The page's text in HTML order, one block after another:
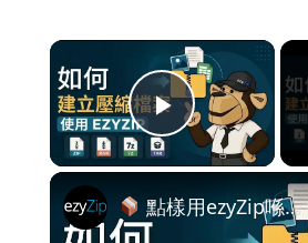
×
Play Video
點樣用ezyZip喺網上免費整封存檔案 [粵語] | 無需安裝軟體